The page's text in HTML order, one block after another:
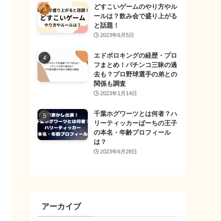
どすこいゲームのやり方やル
ールは？飲み会で盛り上がる
と話題！
2023年6月5日
エドポロキングの経歴・プロ
フまとめ！パチンコ三昧の過
去も？プロ野球選手の弟との
関係も調査
2023年1月14日
千葉ホグワーツとは何者？ハ
リーティッカーばーちの王子
の本名・年齢プロフィール
は？
2023年6月28日
アーカイブ